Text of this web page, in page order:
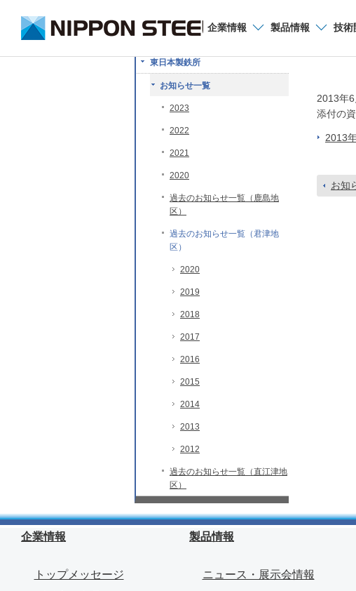
企業情報 製品情報 技術
産
2013年
添付の
2013
お知
東日本製鉄所
お知らせ一覧
2023
2022
2021
2020
過去のお知らせ一覧（鹿島地
区）
過去のお知らせ一覧（君津地
区）
2020
2019
2018
2017
2016
2015
2014
2013
2012
過去のお知らせ一覧（直江津地
区）
企業情報
トップメッセージ
製品情報
ニュース・展示会情報